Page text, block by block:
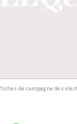
de campagne des